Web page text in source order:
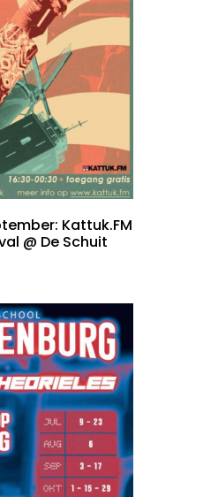
Kattuk.FM
@ De Schuit